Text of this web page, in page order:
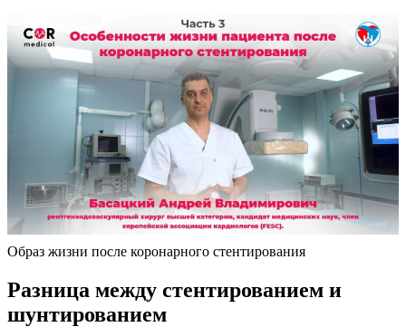
Образ жизни после коронарного стентирования
Разница между стентированием и
шунтированием